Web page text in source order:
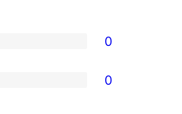
0
0